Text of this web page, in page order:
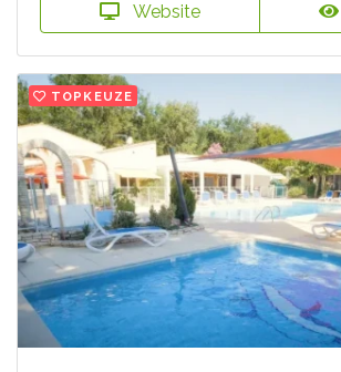
Website
TOPKEUZE